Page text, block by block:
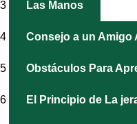
3 Las Manos
4 Consejo a un Amigo
5 Obstáculos Para
6 El Principio de La